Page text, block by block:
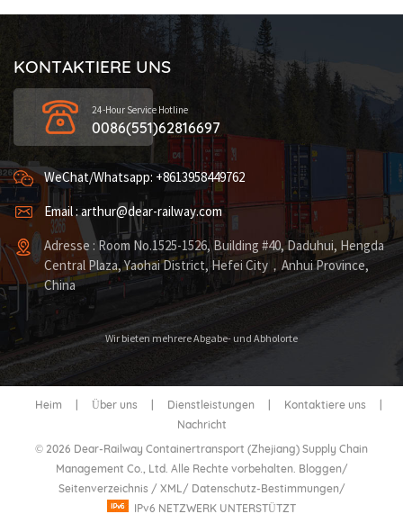
KONTAKTIERE UNS
24-Hour Service Hotline
0086(551)62816697
WeChat/Whatsapp: +8613958449762
Email : arthur@dear-railway.com
Adresse : Room No.1525-1526, Building #40, Daduhui, Hengda
Central Plaza, Yaohai District, Hefei City，Anhui Province,
China
Wir bieten mehrere Abgabe- und Abholorte
Heim Über uns Dienstleistungen Kontaktiere uns
Nachricht
© 2026 Dear-Railway Containertransport (Zhejiang) Supply Chain
Management Co., Ltd. Alle Rechte vorbehalten. Bloggen/
Seitenverzeichnis / XML/ Datenschutz-Bestimmungen/
IPv6 NETZWERK UNTERSTÜTZT